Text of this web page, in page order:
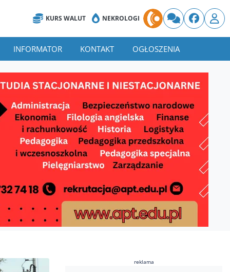
KURS WALUT NEKROLOGI
INFORMATOR KONTAKT OGŁOSZENIA
reklama